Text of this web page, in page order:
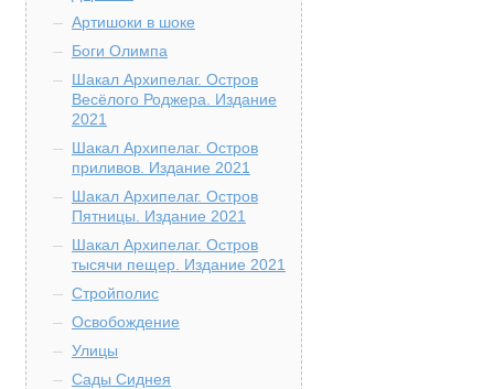
Артишоки в шоке
Боги Олимпа
Шакал Архипелаг. Остров
Весёлого Роджера. Издание
2021
Шакал Архипелаг. Остров
приливов. Издание 2021
Шакал Архипелаг. Остров
Пятницы. Издание 2021
Шакал Архипелаг. Остров
тысячи пещер. Издание 2021
Стройполис
Освобождение
Улицы
Сады Сиднея